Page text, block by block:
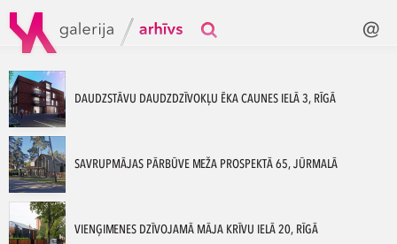
DAUDZSTĀVU DAUDZDZĪVOKĻU ĒKA CAUNES IELĀ 3, RĪGĀ
SAVRUPMĀJAS PĀRBŪVE MEŽA PROSPEKTĀ 65, JŪRMALĀ
VIENĢIMENES DZĪVOJAMĀ MĀJA KRĪVU IELĀ 20, RĪGĀ